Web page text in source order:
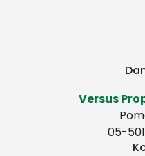
Versus
05-